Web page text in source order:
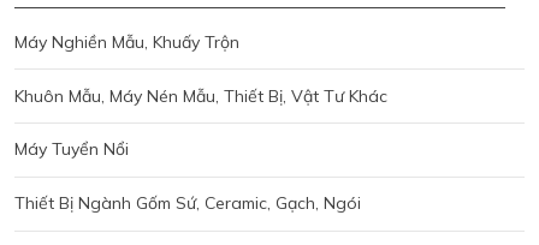
Máy Nghiền Mẫu, Khuấy Trộn
Khuôn Mẫu, Máy Nén Mẫu, Thiết Bị, Vật Tư Khác
Máy Tuyển Nổi
Thiết Bị Ngành Gốm Sứ, Ceramic, Gạch, Ngói